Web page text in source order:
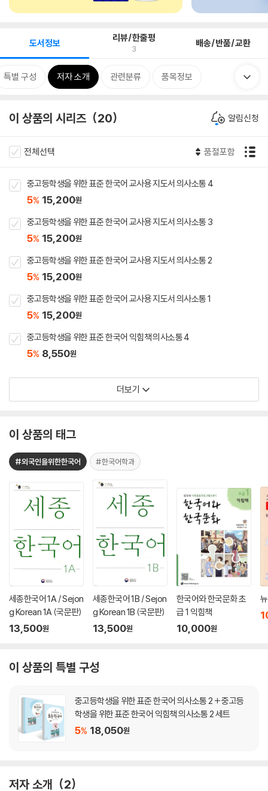
도서정보 리뷰/한줄평
3 배송/반품/교환
특별 구성 저자 소개 관련분류 품목정보
이 상품의 시리즈 20 알림신청
전체선택 품절포함
중고등학생을 위한 표준 한국어 교사용 지도서 의사소통 4
5% 15,200원
중고등학생을 위한 표준 한국어 교사용 지도서 의사소통 3
5% 15,200원
중고등학생을 위한 표준 한국어 교사용 지도서 의사소통 2
5% 15,200원
중고등학생을 위한 표준 한국어 교사용 지도서 의사소통 1
5% 15,200원
중고등학생을 위한 표준 한국어 익힘책 의사소통 4
5% 8,550원
더보기
이 상품의 태그
#외국인을위한한국어 #한국어학과
세종한국어 1A / Sejon
g Korean 1A (국문판)
13,500원
세종한국어 1B / Sejon
g Korean 1B (국문판)
13,500원
한국어와 한국문화 초
급 1 익힘책
10,000원
이 상품의 특별 구성
중고등학생을 위한 표준 한국어 의사소통 2 + 중고등
학생을 위한 표준 한국어 익힘책 의사소통 2 세트
5% 18,050원
저자 소개 2